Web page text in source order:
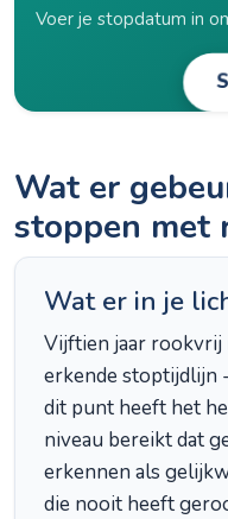
Voer je stopdatum in
Wat er
stoppen met
Wat er in je
Vijftien jaar rookvrij
erkende stoptijdlijn
dit punt heeft het
niveau bereikt dat
erkennen als
die nooit heeft